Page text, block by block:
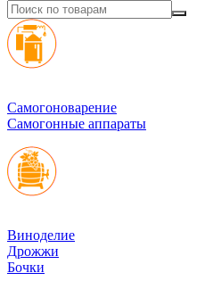
Cамогоноварение
Самогонные аппараты
Виноделие
Дрожжи
Бочки